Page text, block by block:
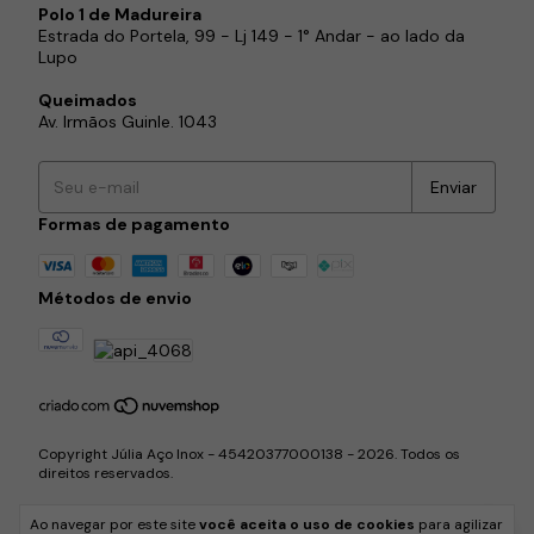
Ao navegar por este sitevocê aceita o uso de cookies para agilizar
Polo 1 de Madureira
Estrada do Portela, 99 - Lj 149 - 1° Andar - ao lado da
Lupo
Queimados
Av. Irmãos Guinle. 1043
Formas de pagamento
Métodos de envio
Copyright Júlia Aço Inox - 45420377000138 - 2026. Todos os
direitos reservados.